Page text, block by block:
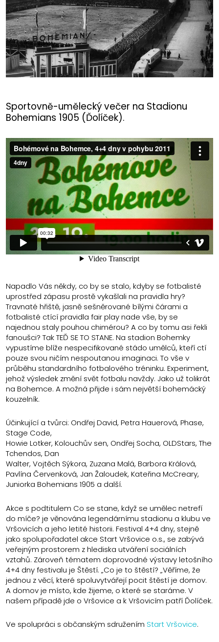
Sportovně-umělecký večer na Stadionu
Bohemians 1905 (Ďolíček).
Napadlo Vás někdy, co by se stalo, kdyby se fotbalisté
uprostřed zápasu prostě vykašlali na pravidla hry?
Travnaté hřiště, jasně sešněrované bílými čárami a
fotbalisté ctící pravidla fair play nade vše, by se
najednou staly pouhou chimérou? A co by tomu asi řekli
fanoušci? Tak TEĎ SE TO STANE. Na stadion Bohemky
vypustíme blíže nespecifikované stádo umělců, kteří ctí
pouze svou ničím nespoutanou imaginaci. To vše v
průběhu standardního fotbalového tréninku. Experiment,
jehož výsledek změní svět fotbalu navždy. Jako už tolikrát
na Bohemce. A možná přijde i sám největší bohemácký
kouzelník.
Účinkující a tvůrci: Ondřej David, Petra Hauerová, Phase,
Stage Code,
Howie Lotker, Kolouchův sen, Ondřej Socha, OLDStars, The
Tchendos, Dan
Walter, Vojtěch Sýkora, Zuzana Malá, Barbora Králová,
Pavlína Červenková, Jan Žaloudek, Kateřina McCreary,
Juniorka Bohemians 1905 a další.
Akce s podtitulem Co se stane, když se umělec netrefí
do míče? je věnována legendárnímu stadionu a klubu ve
Vršovicích a jeho letité historii. Festival 4+4 dny, stejně
jako spolupořadatel akce Start Vršovice o.s., se zabývá
veřejným prostorem z hlediska utváření sociálních
vztahů. Zároveň tématem doprovodné výstavy letošního
4+4 dny festivalu je Štěstí. „Co je to štěstí? „Věříme, že
jednou z věcí, které spoluvytvářejí pocit štěstí je domov.
A domov je místo, kde žijeme, o které se staráme. V
našem případě jde o Vršovice a k Vršovicím patří Ďolíček.
Ve spolupráci s občanským sdružením Start Vršovice.